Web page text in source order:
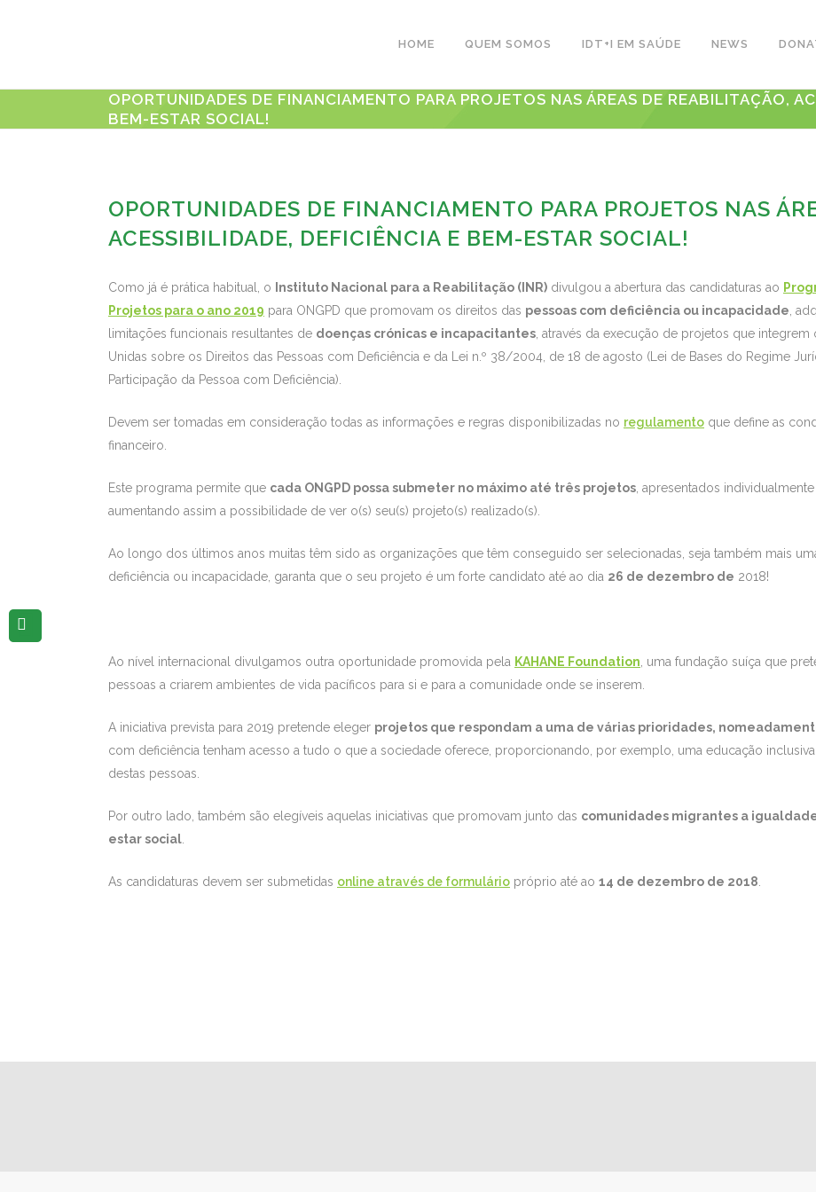
HOME QUEM SOMOS IDT+I EM SAÚDE NEWS
OPORTUNIDADES DE FINANCIAMENTO PARA PROJETOS NAS ÁREAS DE REABILITAÇÃO,
BEM-ESTAR SOCIAL!
OPORTUNIDADES DE FINANCIAMENTO PARA PROJETOS NAS
ACESSIBILIDADE, DEFICIÊNCIA E BEM-ESTAR SOCIAL!
Como já é prática habitual, o Instituto Nacional para a Reabilitação (INR) divulgou a abertura das candidaturas ao
Projetos para o ano 2019 para ONGPD que promovam os direitos das pessoas com deficiência ou incapacidade ,
limitações funcionais resultantes de doenças crónicas e incapacitantes , através da execução de projetos que
Unidas sobre os Direitos das Pessoas com Deficiência e da Lei n.º 38/2004, de 18 de agosto (Lei de Bases do Regime
Participação da Pessoa com Deficiência).
Devem ser tomadas em consideração todas as informações e regras disponibilizadas no regulamento que define as
financeiro.
Este programa permite que cada ONGPD possa submeter no máximo até três projetos , apresentados
aumentando assim a possibilidade de ver o(s) seu(s) projeto(s) realizado(s).
Ao longo dos últimos anos muitas têm sido as organizações que têm conseguido ser selecionadas, seja também mais
deficiência ou incapacidade, garanta que o seu projeto é um forte candidato até ao dia 26 de dezembro de 2018!
Ao nível internacional divulgamos outra oportunidade promovida pela KAHANE Foundation , uma fundação suíça que
pessoas a criarem ambientes de vida pacíficos para si e para a comunidade onde se inserem.
A iniciativa prevista para 2019 pretende eleger projetos que respondam a uma de várias prioridades,
com deficiência tenham acesso a tudo o que a sociedade oferece, proporcionando, por exemplo, uma educação
destas pessoas.
Por outro lado, também são elegíveis aquelas iniciativas que promovam junto das comunidades migrantes a
estar social
As candidaturas devem ser submetidas online através de formulário próprio até ao 14 de dezembro de 2018